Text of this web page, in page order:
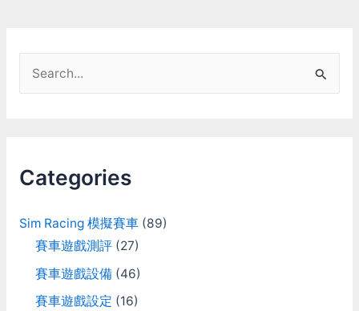
h
Categories
Sim Racing 模擬賽車(89)
賽車遊戲測評(27)
賽車遊戲設備(46)
賽車遊戲設定 (16)